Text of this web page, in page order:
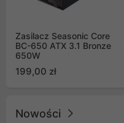
Zasilacz Seasonic Core
BC-650 ATX 3.1 Bronze
650W
199,00 zł
Nowości